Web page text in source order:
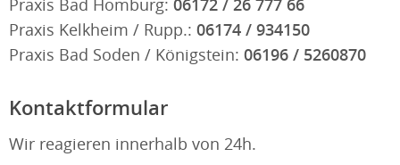
Praxis Bad Homburg: 06172 / 26 777 66
Praxis Kelkheim / Rupp.: 06174 / 934150
Praxis Bad Soden / Königstein: 06196 / 5260870
Kontaktformular
Wir reagieren innerhalb von 24h.